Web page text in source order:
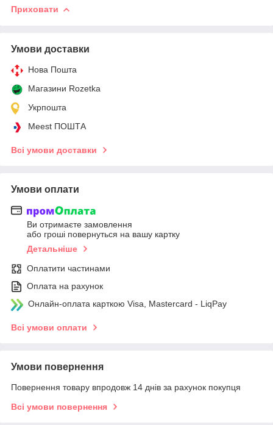
Приховати
Умови доставки
Нова Пошта
Магазини Rozetka
Укрпошта
Meest ПОШТА
Всі умови доставки
Умови оплати
Ви отримаєте замовлення
або гроші повернуться на вашу картку
Детальніше
Оплатити частинами
Оплата на рахунок
Онлайн-оплата карткою Visa, Mastercard - LiqPay
Всі умови оплати
Умови повернення
Повернення товару впродовж 14 днів за рахунок покупця
Всі умови повернення